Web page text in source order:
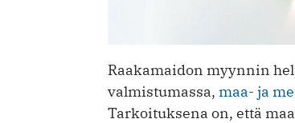
Raakamaidon myynnin
valmistumassa, maa- ja
Tarkoituksena on, että